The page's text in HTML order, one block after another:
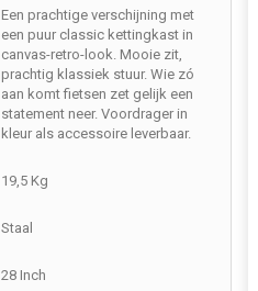
Een prachtige verschijning met
een puur classic kettingkast in
canvas-retro-look. Mooie zit,
prachtig klassiek stuur. Wie zó
aan komt fietsen zet gelijk een
statement neer. Voordrager in
kleur als accessoire leverbaar.
19,5 Kg
Staal
28 Inch